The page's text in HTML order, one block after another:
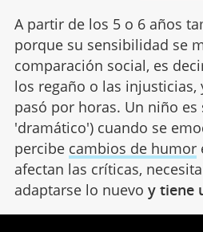
A partir de los 5 o 6 años
porque su sensibilidad se
comparación social, es
los regaño o las injusticias,
pasó por horas. Un niño es
'dramático') cuando se
percibe cambios de humor
afectan las críticas,
adaptarse lo nuevo y tiene